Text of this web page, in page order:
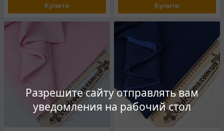
Разрешите сайту отправлять вам
уведомления на рабочий стол
Купити Купити